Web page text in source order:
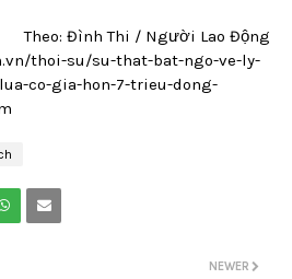
Theo: Đình Thi / Người Lao Động
thoi-su/su-that-bat-ngo-ve-ly-
co-gia-hon-7-trieu-dong-
NEWER